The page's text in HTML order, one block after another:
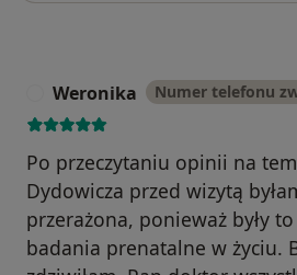
Weronika Numer telefonu
Po przeczytaniu opinii na
Dydowicza przed wizytą
przerażona, ponieważ były
badania prenatalne w życiu.